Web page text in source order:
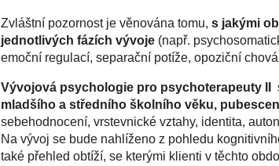
Zvláštní pozornost je věnována tomu, s jakými
jednotlivých fázích vývoje(např.
emoční regulací, separační potíže, opoziční
Vývojová psychologie pro psychoterapeuty II
mladšího a středního školního věku,
sebehodnocení, vrstevnické vztahy, identita,
Na vývoj se bude nahlíženo z pohledu
také přehled obtíží, se kterými klienti v těchto